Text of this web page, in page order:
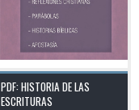
PDF: HISTORIA DE LAS
ESCRITURAS